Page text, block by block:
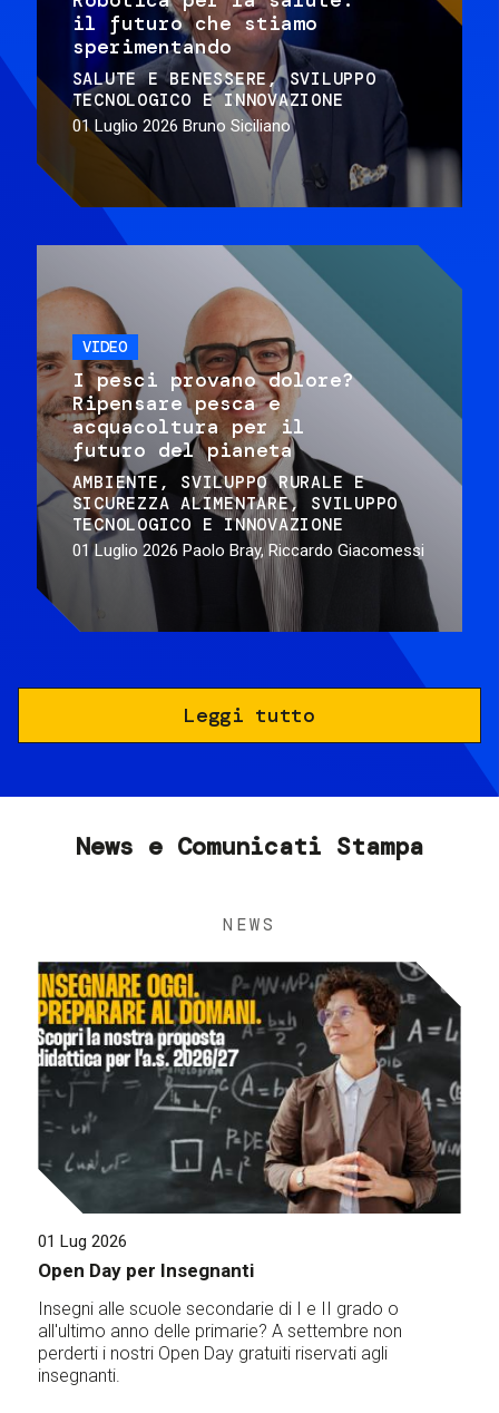
il futuro che stiamo
sperimentando
SALUTE E BENESSERE
SVILUPPO
TECNOLOGICO E INNOVAZIONE
01 Luglio 2026 Bruno Siciliano
VIDEO
I pesci provano dolore?
Ripensare pesca e
acquacoltura per il
futuro del pianeta
AMBIENTE
SVILUPPO RURALE E
SICUREZZA ALIMENTARE
SVILUPPO
TECNOLOGICO E INNOVAZIONE
01 Luglio 2026 Paolo Bray, Riccardo Giacomessi
Leggi tutto
News e Comunicati Stampa
NEWS
01 Lug 2026
Open Day per Insegnanti
Insegni alle scuole secondarie di I e II grado o
all'ultimo anno delle primarie? A settembre non
perderti i nostri Open Day gratuiti riservati agli
insegnanti.